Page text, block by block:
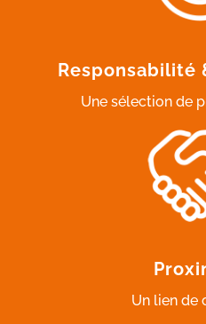
Responsabilité
Une sélection de
Un lien de